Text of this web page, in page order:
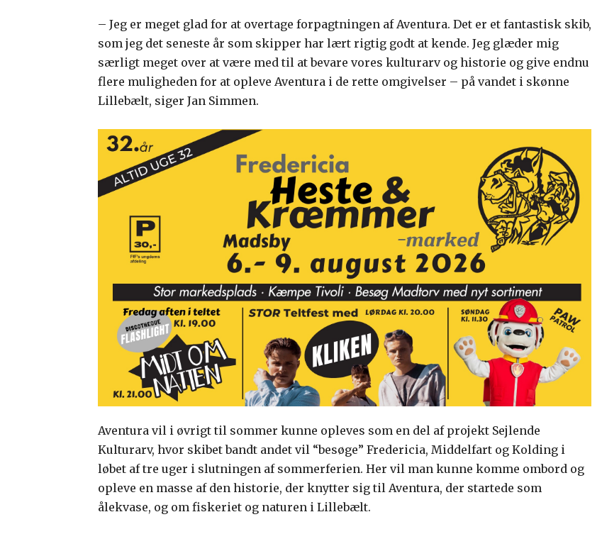
– Jeg er meget glad for at overtage forpagtningen af Aventura. Det er et fantastisk skib,
som jeg det seneste år som skipper har lært rigtig godt at kende. Jeg glæder mig
særligt meget over at være med til at bevare vores kulturarv og historie og give endnu
flere muligheden for at opleve Aventura i de rette omgivelser – på vandet i skønne
Lillebælt, siger Jan Simmen.
Aventura vil i øvrigt til sommer kunne opleves som en del af projekt Sejlende
Kulturarv, hvor skibet bandt andet vil “besøge” Fredericia, Middelfart og Kolding i
løbet af tre uger i slutningen af sommerferien. Her vil man kunne komme ombord og
opleve en masse af den historie, der knytter sig til Aventura, der startede som
ålekvase, og om fiskeriet og naturen i Lillebælt.